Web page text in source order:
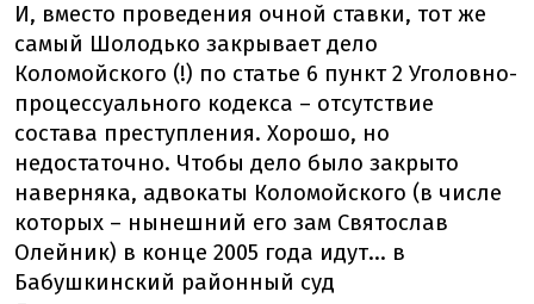
И, вместо проведения очной ставки, тот же
самый Шолодько закрывает дело
Коломойского (!) по статье 6 пункт 2 Уголовно-
процессуального кодекса – отсутствие
состава преступления. Хорошо, но
недостаточно. Чтобы дело было закрыто
наверняка, адвокаты Коломойского (в числе
которых – нынешний его зам Святослав
Олейник) в конце 2005 года идут... в
Бабушкинский районный суд